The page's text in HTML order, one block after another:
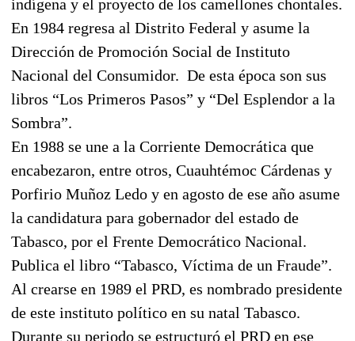
indígena y el proyecto de los camellones chontales.
En 1984 regresa al Distrito Federal y asume la
Dirección de Promoción Social de Instituto
Nacional del Consumidor. De esta época son sus
libros “Los Primeros Pasos” y “Del Esplendor a la
Sombra”.
En 1988 se une a la Corriente Democrática que
encabezaron, entre otros, Cuauhtémoc Cárdenas y
Porfirio Muñoz Ledo y en agosto de ese año asume
la candidatura para gobernador del estado de
Tabasco, por el Frente Democrático Nacional.
Publica el libro “Tabasco, Víctima de un Fraude”.
Al crearse en 1989 el PRD, es nombrado presidente
de este instituto político en su natal Tabasco.
Durante su periodo se estructuró el PRD en ese